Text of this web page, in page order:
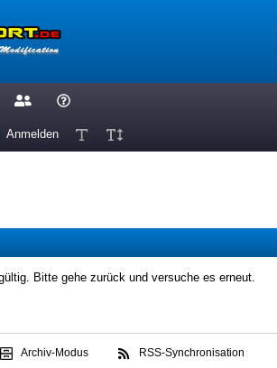
Anmelden
Bitte gehe zurück und versuche es erneut.
Archiv-Modus RSS-Synchronisation